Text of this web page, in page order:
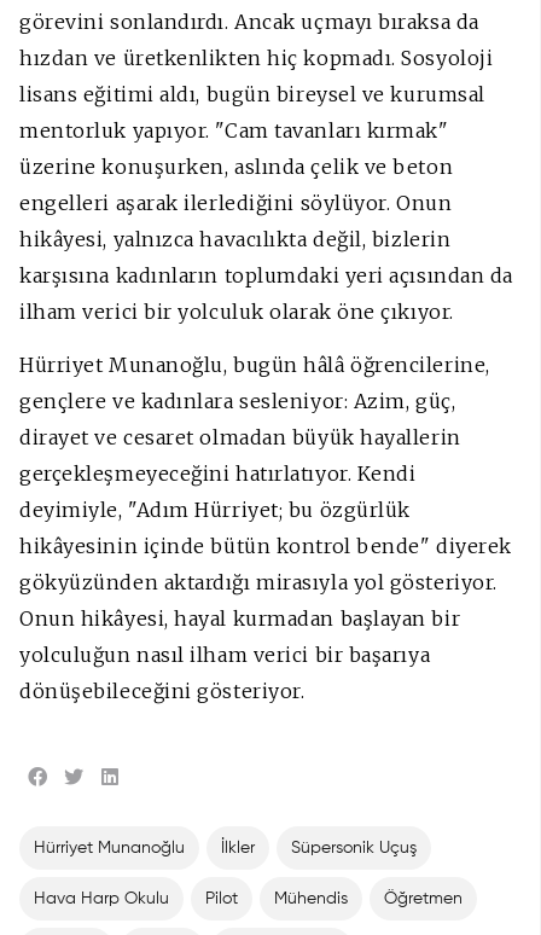
görevini sonlandırdı. Ancak uçmayı bıraksa da
hızdan ve üretkenlikten hiç kopmadı. Sosyoloji
lisans eğitimi aldı, bugün bireysel ve kurumsal
mentorluk yapıyor. "Cam tavanları kırmak"
üzerine konuşurken, aslında çelik ve beton
engelleri aşarak ilerlediğini söylüyor. Onun
hikâyesi, yalnızca havacılıkta değil, bizlerin
karşısına kadınların toplumdaki yeri açısından da
ilham verici bir yolculuk olarak öne çıkıyor.
Hürriyet Munanoğlu, bugün hâlâ öğrencilerine,
gençlere ve kadınlara sesleniyor: Azim, güç,
dirayet ve cesaret olmadan büyük hayallerin
gerçekleşmeyeceğini hatırlatıyor. Kendi
deyimiyle, "Adım Hürriyet; bu özgürlük
hikâyesinin içinde bütün kontrol bende" diyerek
gökyüzünden aktardığı mirasıyla yol gösteriyor.
Onun hikâyesi, hayal kurmadan başlayan bir
yolculuğun nasıl ilham verici bir başarıya
dönüşebileceğini gösteriyor.
Hürriyet Munanoğlu İlkler Süpersonik Uçuş
Hava Harp Okulu Pilot Mühendis Öğretmen